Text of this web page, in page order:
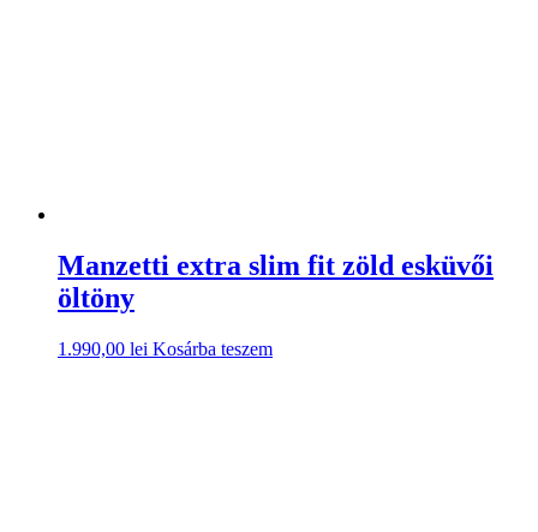
Manzetti extra slim fit zöld esküvői
öltöny
1.990,00 lei Kosárba teszem